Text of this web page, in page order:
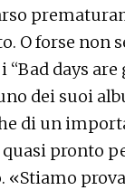
O forse non
“Bad days are
dei suoi
di un
quasi pronto
«Stiamo